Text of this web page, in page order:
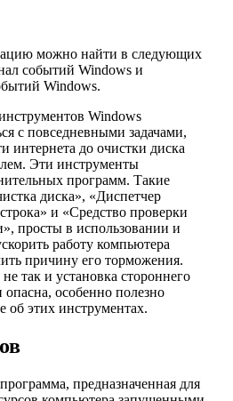
можно найти в следующих
событий Windows и
Windows.
Windows
с повседневными задачами,
интернета до очистки диска
Эти инструменты
программ. Такие
диска», «Диспетчер
и «Средство проверки
просты в использовании и
работу компьютера
причину его торможения.
так и установка стороннего
особенно полезно
об этих инструментах.
предназначенная для